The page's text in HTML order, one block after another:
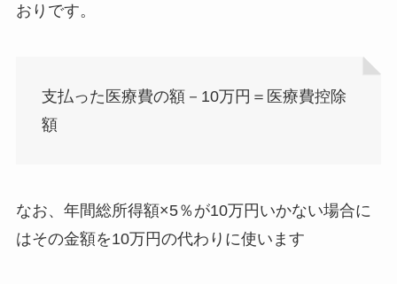
おりです。
支払った医療費の額－10万円＝医療費控除
額
なお、年間総所得額×5％が10万円いかない場合に
はその金額を10万円の代わりに使います